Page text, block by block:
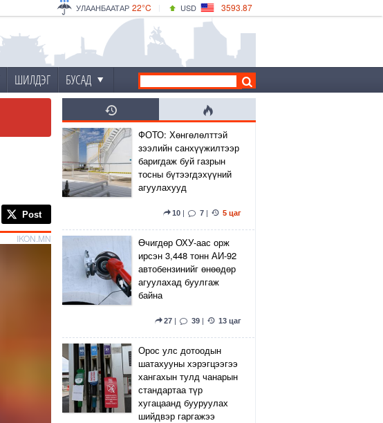
22°C
УЛААНБААТАР
21°C
ДАРХАН
19°C
ЭРДЭНЭТ
USD 3593.87
4141.04
ШИЛДЭГ БУСАД
Post
IKON.MN
ФОТО: Хөнгөлөлттэй
зээлийн санхүүжилтээр
баригдаж буй газрын
тосны бүтээгдэхүүний
агуулахууд
10 | 7 | 5 цаг
Өчигдөр ОХУ-аас орж
ирсэн 3,448 тонн АИ-92
автобензинийг өнөөдөр
агуулахад буулгаж
байна
27 | 39 | 13 цаг
Орос улс дотоодын
шатахууны хэрэгцээгээ
хангахын тулд чанарын
стандартаа түр
хугацаанд бууруулах
шийдвэр гаргажээ